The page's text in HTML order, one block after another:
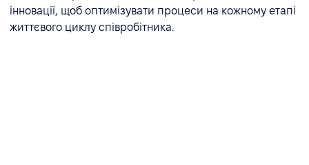
інновації, щоб оптимізувати процеси на кожному етапі
життєвого циклу співробітника.